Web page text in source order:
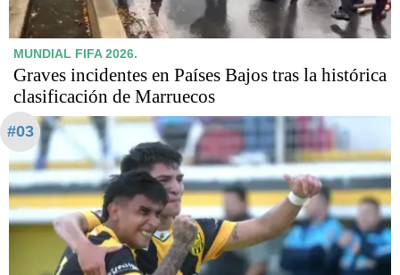
MUNDIAL FIFA 2026.
Graves incidentes en Países Bajos tras la histórica
clasificación de Marruecos
#03